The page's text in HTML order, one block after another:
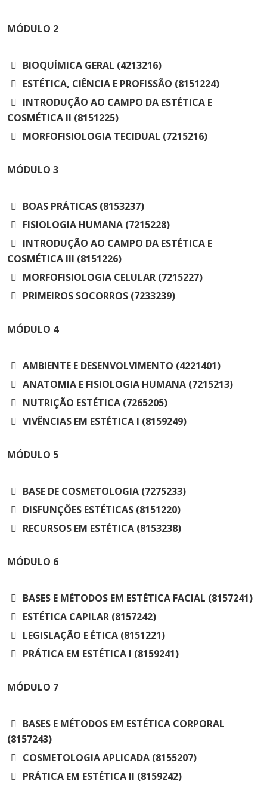
Médicas
Conosco
& Você - Comunidade
Gustavo Adolfo
MÓDULO 2
BIOQUÍMICA GERAL (4213216)
ESTÉTICA, CIÊNCIA E PROFISSÃO (8151224)
INTRODUÇÃO AO CAMPO DA ESTÉTICA E
COSMÉTICA II (8151225)
MORFOFISIOLOGIA TECIDUAL (7215216)
MÓDULO 3
BOAS PRÁTICAS (8153237)
FISIOLOGIA HUMANA (7215228)
INTRODUÇÃO AO CAMPO DA ESTÉTICA E
COSMÉTICA III (8151226)
MORFOFISIOLOGIA CELULAR (7215227)
PRIMEIROS SOCORROS (7233239)
MÓDULO 4
AMBIENTE E DESENVOLVIMENTO (4221401)
ANATOMIA E FISIOLOGIA HUMANA (7215213)
NUTRIÇÃO ESTÉTICA (7265205)
VIVÊNCIAS EM ESTÉTICA I (8159249)
MÓDULO 5
BASE DE COSMETOLOGIA (7275233)
DISFUNÇÕES ESTÉTICAS (8151220)
RECURSOS EM ESTÉTICA (8153238)
MÓDULO 6
BASES E MÉTODOS EM ESTÉTICA FACIAL (8157241)
ESTÉTICA CAPILAR (8157242)
LEGISLAÇÃO E ÉTICA (8151221)
PRÁTICA EM ESTÉTICA I (8159241)
MÓDULO 7
BASES E MÉTODOS EM ESTÉTICA CORPORAL
(8157243)
COSMETOLOGIA APLICADA (8155207)
PRÁTICA EM ESTÉTICA II (8159242)